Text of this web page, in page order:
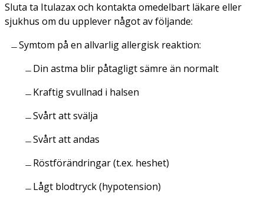
Sluta ta Itulazax och kontakta omedelbart läkare eller
sjukhus om du upplever något av följande:
Symtom på en allvarlig allergisk reaktion:
Din astma blir påtagligt sämre än normalt
Kraftig svullnad i halsen
Svårt att svälja
Svårt att andas
Röstförändringar (t.ex. heshet)
Lågt blodtryck (hypotension)